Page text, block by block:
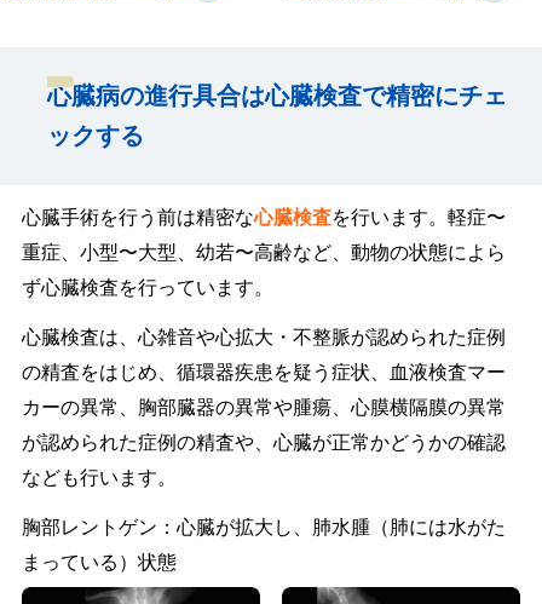
心臓病の進行具合は心臓検査で精密にチェ
ックする
心臓手術を行う前は精密な心臓検査を行います。軽症〜
重症、小型〜大型、幼若〜高齢など、動物の状態によら
ず心臓検査を行っています。
心臓検査は、心雑音や心拡大・不整脈が認められた症例
の精査をはじめ、循環器疾患を疑う症状、血液検査マー
カーの異常、胸部臓器の異常や腫瘍、心膜横隔膜の異常
が認められた症例の精査や、心臓が正常かどうかの確認
なども行います。
胸部レントゲン：心臓が拡大し、肺水腫（肺には水がた
まっている）状態